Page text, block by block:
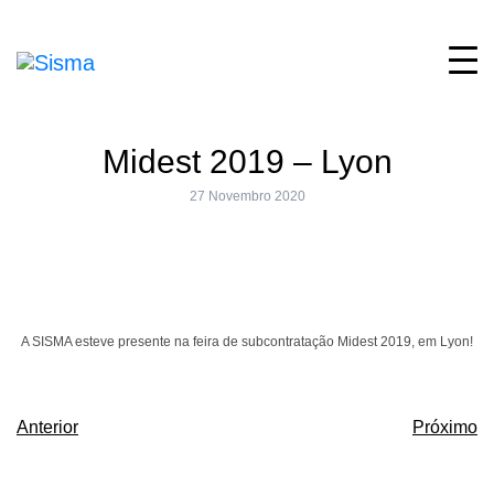
Midest 2019 – Lyon
27 Novembro 2020
A SISMA esteve presente na feira de subcontratação Midest 2019, em Lyon!
Anterior Próximo